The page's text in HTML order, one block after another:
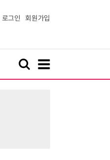
로그인 회원가입